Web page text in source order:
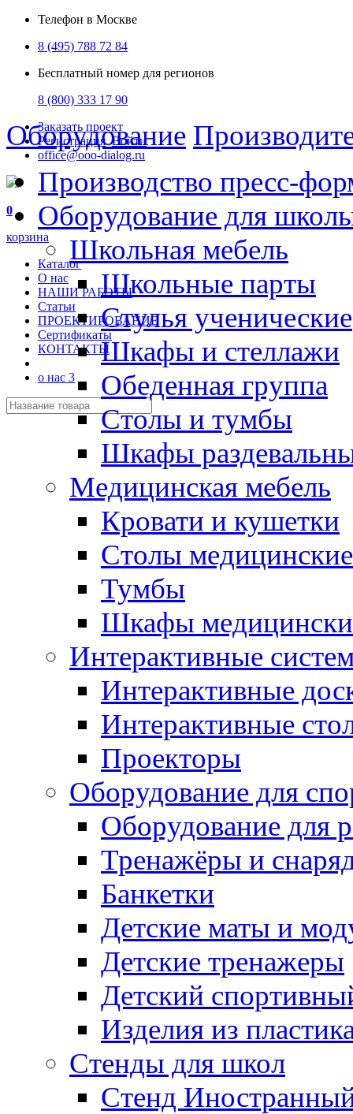
Телефон в Москве
8 (495) 788 72 84
Бесплатный номер для регионов
8 (800) 333 17 90
Заказать проект
Регистрация Войти
office@ooo-dialog.ru
0
корзина
Каталог
О нас
НАШИ РАБОТЫ
Статьи
ПРОЕКТИРОВАНИЕ
Сертификаты
КОНТАКТЫ
о нас 3
Оборудование
Производство пресс-
Оборудование для
Школьная мебель
Школьные парты
Стулья ученические
Шкафы и стеллажи
Обеденная группа
Столы и тумбы
Шкафы
Медицинская мебель
Кровати и кушетки
Столы медицинские
Тумбы
Шкафы
Интерактивные
Интерактивные
Интерактивные
Проекторы
Оборудование для
Оборудование для
Тренажёры и
Банкетки
Детские маты и
Детские тренажеры
Детский
Изделия из
Стенды для школ
Стенд